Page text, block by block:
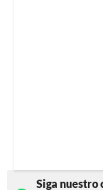
Siga nuestro